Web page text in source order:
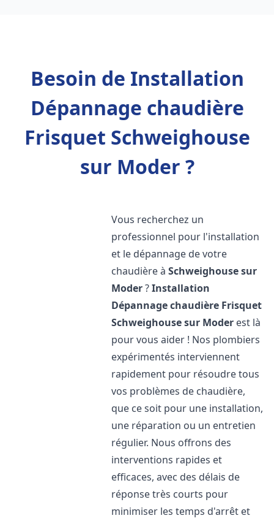
Besoin de Installation
Dépannage chaudière
Frisquet Schweighouse
sur Moder ?
Vous recherchez un
professionnel pour l'installation
et le dépannage de votre
chaudière àSchweighouse sur
Moder?Installation
Dépannage chaudière Frisquet
Schweighouse sur Moder est là
pour vous aider ! Nos plombiers
expérimentés interviennent
rapidement pour résoudre tous
vos problèmes de chaudière,
que ce soit pour une installation,
une réparation ou un entretien
régulier. Nous offrons des
interventions rapides et
efficaces, avec des délais de
réponse très courts pour
minimiser les temps d'arrêt et